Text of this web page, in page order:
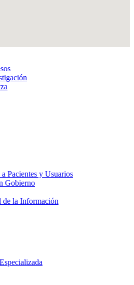
Pacientes y Usuarios
Gobierno
de la Información